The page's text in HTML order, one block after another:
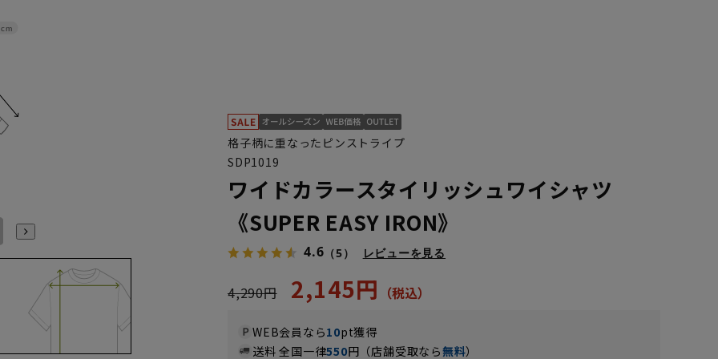
S37cm/88cm S(37cm) M(39cm)
格子柄に重なったピンストライプ
SDP1019
ワイドカラースタイリッシュワイシャツ
《SUPER EASY IRON》
4.6 （5） レビューを見る
4,290円 2,145円
WEB会員なら10pt獲得
送料 全国一律550円（店舗受取なら無料）